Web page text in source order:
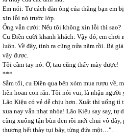
Em nói: Tư cách đàn ông của thằng bạn em
xin lỗi nó trước lớp.
Ổng vẫn cười: Nếu tôi không xin lỗi thì sao?
Cu Điền cười khanh khách: Vậy đó, em chơi
luôn. Về đây, tính ra cũng nửa năm rồi. Bà
vậy được.
Tôi cầm tay nó: Ờ, tau cũng thấy mày được!
***
Sẫm tối, cu Điền qua bên xóm mua rượu về,
liên hoan con rắn. Tôi nói vui, là nhậu người
Lão Kiệu có vẻ dễ chịu hơn. Xuất thì uống tì
xưa nay vẫn nhạt nhòa! Lão Kiệu say say,
cũng xuống tận bùn đen rồi mới chui vô đây,
thương hết thảy tụi bây, từng đứa một…".